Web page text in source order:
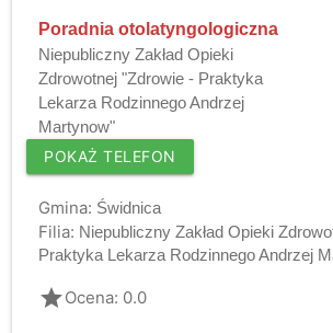
Poradnia otolatyngologiczna
Niepubliczny Zakład Opieki
Zdrowotnej "Zdrowie - Praktyka
Lekarza Rodzinnego Andrzej
Martynow"
POKAŻ TELEFON
Gmina: Świdnica
Filia: Niepubliczny Zakład Opieki
Praktyka Lekarza Rodzinnego Andrzej
gradeOcena: 0.0